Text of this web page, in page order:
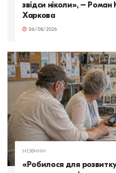
звідси ніколи», – Роман
Харкова
06/08/2026
НОВИНИ
«Робилося для